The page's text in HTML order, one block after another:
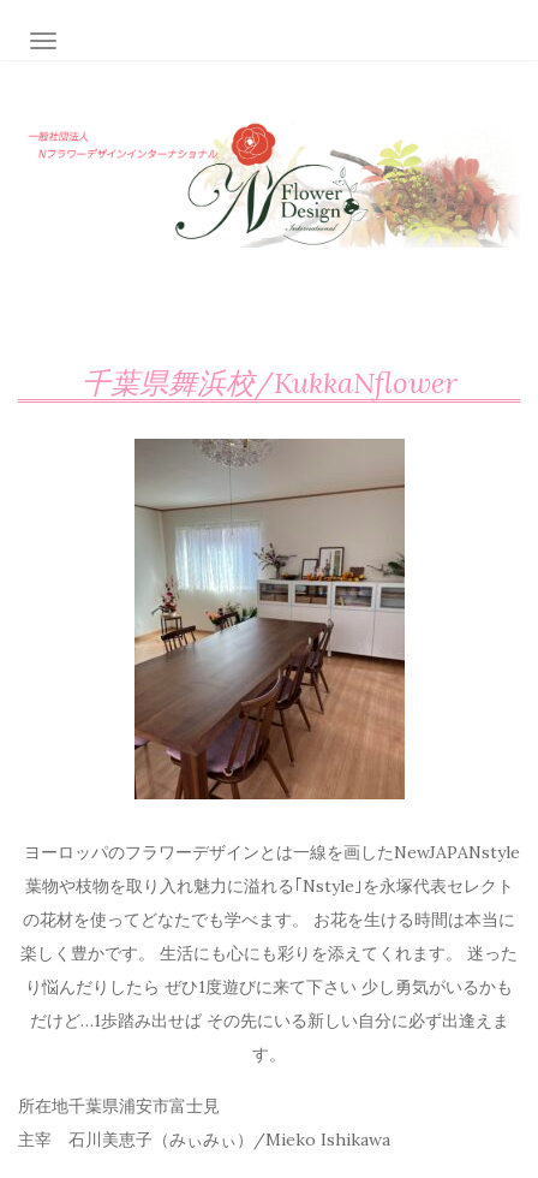
ナビゲーション切り替え
千葉県舞浜校/KukkaNflower
ヨーロッパのフラワーデザインとは一線を画したNewJAPANstyle
葉物や枝物を取り入れ魅力に溢れる｢Nstyle｣を永塚代表セレクト
の花材を使ってどなたでも学べます。 お花を生ける時間は本当に
楽しく豊かです。 生活にも心にも彩りを添えてくれます。 迷った
り悩んだりしたら ぜひ1度遊びに来て下さい 少し勇気がいるかも
だけど…1歩踏み出せば その先にいる新しい自分に必ず出逢えま
す。
所在地千葉県浦安市富士見
主宰
石川美恵子（みぃみぃ） /Mieko Ishikawa